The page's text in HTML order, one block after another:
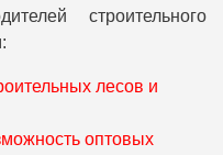
строительного
лесов и
оптовых